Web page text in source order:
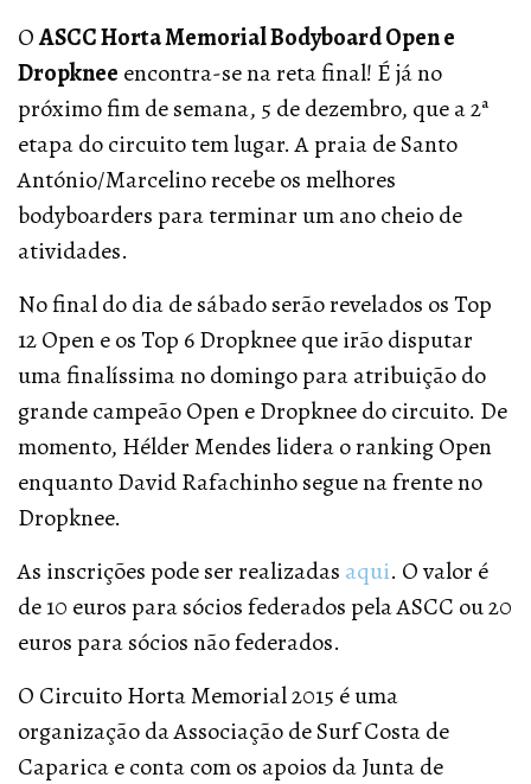
OASCC Horta Memorial Bodyboard Open e
Dropknee encontra-se na reta final! É já no
próximo fim de semana, 5 de dezembro, que a 2ª
etapa do circuito tem lugar. A praia de Santo
António/Marcelino recebe os melhores
bodyboarders para terminar um ano cheio de
atividades.
No final do dia de sábado serão revelados os Top
12 Open e os Top 6 Dropknee que irão disputar
uma finalíssima no domingo para atribuição do
grande campeão Open e Dropknee do circuito. De
momento, Hélder Mendes lidera o ranking Open
enquanto David Rafachinho segue na frente no
Dropknee.
As inscrições pode ser realizadas aqui. O valor é
de 10 euros para sócios federados pela ASCC ou 20
euros para sócios não federados.
O Circuito Horta Memorial 2015 é uma
organização da Associação de Surf Costa de
Caparica e conta com os apoios da Junta de